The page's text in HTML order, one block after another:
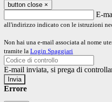
button close ×
E-
all'indirizzo indicato con le istruzioni
Non hai una e-mail associata al nome
tramite la Login Spaggiari
E-mail inviata, si prega di
Errore